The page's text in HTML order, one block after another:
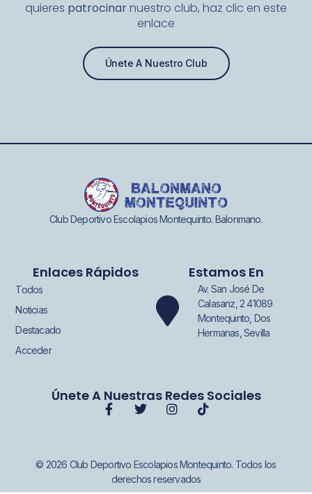
quieres patrocinarnuestro club, haz clic en este
enlace
Únete A Nuestro Club
Club Deportivo Escolapios Montequinto. Balonmano.
Enlaces Rápidos
Todos
Noticias
Destacado
Acceder
Estamos En
Av. San José De
Calasanz, 2 41089
Montequinto, Dos
Hermanas, Sevilla
Únete A Nuestras Redes Sociales
© 2026 Club Deportivo Escolapios Montequinto. Todos los
derechos reservados